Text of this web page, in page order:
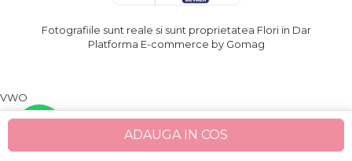
Fotografiile sunt reale si sunt proprietatea Flori in Dar
Platforma E-commerce by Gomag
VWO
ADAUGA IN COS